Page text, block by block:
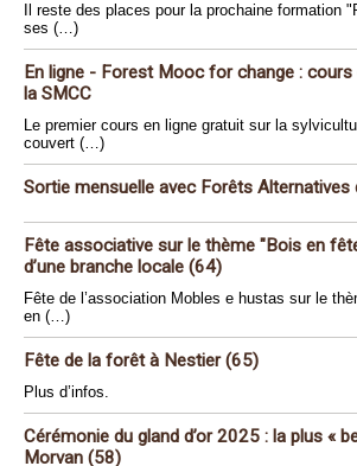
Il reste des places pour la prochaine formation
ses (…)
En ligne - Forest Mooc for change : cours
la SMCC
Le premier cours en ligne gratuit sur la
couvert (…)
Sortie mensuelle avec Forêts Alternatives
Fête associative sur le thème "Bois en
d’une branche locale (64)
Fête de l’association Mobles e hustas sur le
en (…)
Fête de la forêt à Nestier (65)
Plus d’infos.
Cérémonie du gland d’or 2025 : la plus «
Morvan (58)